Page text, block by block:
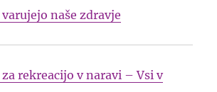
naše zdravje
za rekreacijo v naravi – Vsi v